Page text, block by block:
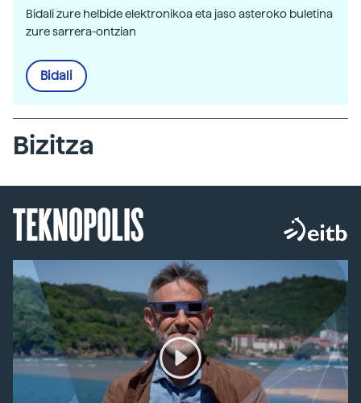
Bidali zure helbide elektronikoa eta jaso asteroko buletina
zure sarrera-ontzian
Bidali
Bizitza
TEKNOPOLIS